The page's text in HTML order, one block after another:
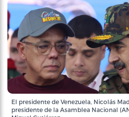
El presidente de Venezuela, Nicolás
presidente de la Asamblea Nacional